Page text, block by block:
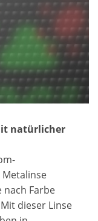
natürlicher
Farbe
dieser Linse